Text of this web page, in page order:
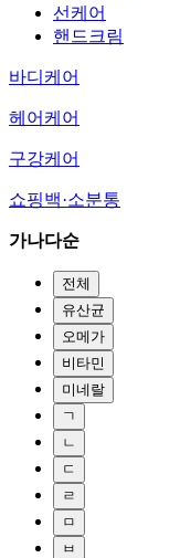
선케어
핸드크림
바디케어
헤어케어
구강케어
쇼핑백·소분통
가나다순
전체
유산균
오메가
비타민
미네랄
ㄱ
ㄴ
ㄷ
ㄹ
ㅁ
ㅂ